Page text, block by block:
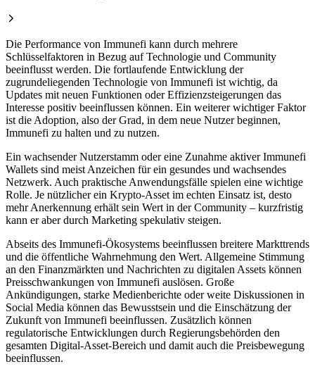
Die Performance von Immunefi kann durch mehrere
Schlüsselfaktoren in Bezug auf Technologie und Community
beeinflusst werden. Die fortlaufende Entwicklung der
zugrundeliegenden Technologie von Immunefi ist wichtig, da
Updates mit neuen Funktionen oder Effizienzsteigerungen das
Interesse positiv beeinflussen können. Ein weiterer wichtiger Faktor
ist die Adoption, also der Grad, in dem neue Nutzer beginnen,
Immunefi zu halten und zu nutzen.
Ein wachsender Nutzerstamm oder eine Zunahme aktiver Immunefi
Wallets sind meist Anzeichen für ein gesundes und wachsendes
Netzwerk. Auch praktische Anwendungsfälle spielen eine wichtige
Rolle. Je nützlicher ein Krypto-Asset im echten Einsatz ist, desto
mehr Anerkennung erhält sein Wert in der Community – kurzfristig
kann er aber durch Marketing spekulativ steigen.
Abseits des Immunefi-Ökosystems beeinflussen breitere Markttrends
und die öffentliche Wahrnehmung den Wert. Allgemeine Stimmung
an den Finanzmärkten und Nachrichten zu digitalen Assets können
Preisschwankungen von Immunefi auslösen. Große
Ankündigungen, starke Medienberichte oder weite Diskussionen in
Social Media können das Bewusstsein und die Einschätzung der
Zukunft von Immunefi beeinflussen. Zusätzlich können
regulatorische Entwicklungen durch Regierungsbehörden den
gesamten Digital-Asset-Bereich und damit auch die Preisbewegung
beeinflussen.